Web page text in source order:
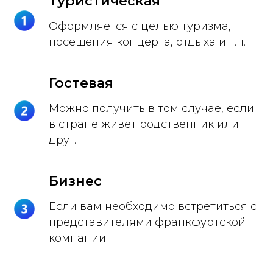
Оформляется с целью туризма,
посещения концерта, отдыха и т.п.
Гостевая
Можно получить в том случае, если
в стране живет родственник или
друг.
Бизнес
Если вам необходимо встретиться с
представителями франкфуртской
компании.